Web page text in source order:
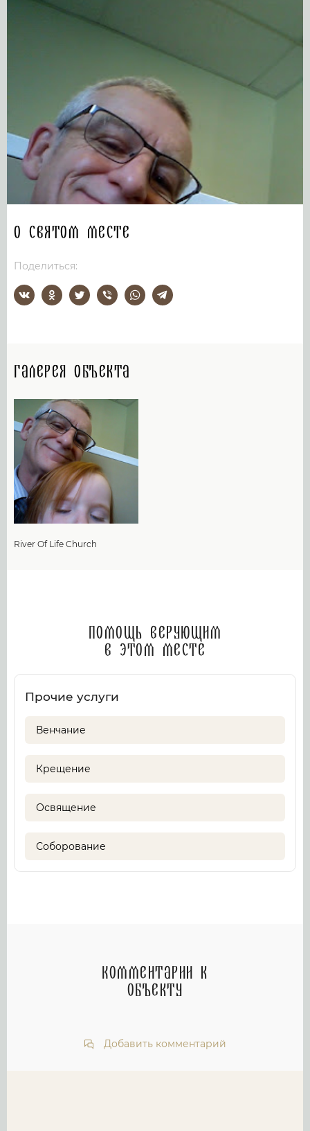
О святом месте
Поделиться:
Галерея объекта
River Of Life Church
Помощь верующим
в этом месте
Прочие услуги
Венчание
Крещение
Освящение
Соборование
Комментарии к
объекту
Добавить комментарий